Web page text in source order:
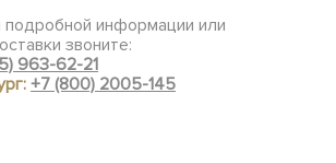
подробной информации или
звоните:
963-62-21
+7 (800) 2005-145